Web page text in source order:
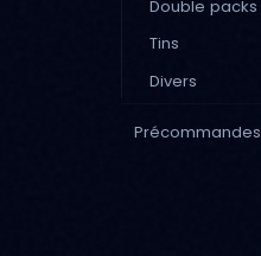
Double packs
Tins
Divers
Précommandes